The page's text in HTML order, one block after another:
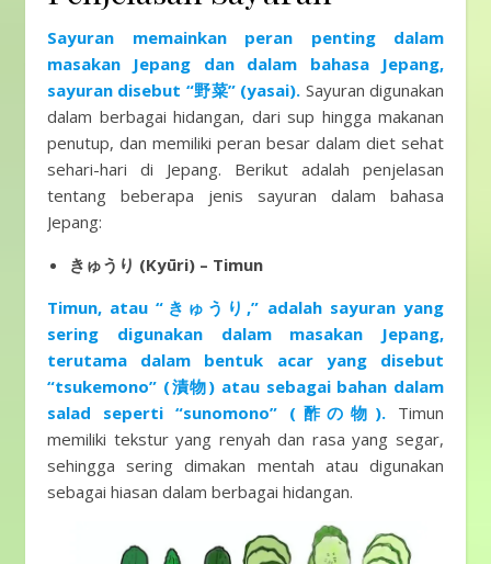
Sayuran memainkan peran penting dalam
masakan Jepang dan dalam bahasa Jepang,
sayuran disebut “野菜” (yasai). Sayuran digunakan
dalam berbagai hidangan, dari sup hingga makanan
penutup, dan memiliki peran besar dalam diet sehat
sehari-hari di Jepang. Berikut adalah penjelasan
tentang beberapa jenis sayuran dalam bahasa
Jepang:
きゅうり (Kyūri) – Timun
Timun, atau “きゅうり,” adalah sayuran yang
sering digunakan dalam masakan Jepang,
terutama dalam bentuk acar yang disebut
“tsukemono” (漬物) atau sebagai bahan dalam
salad seperti “sunomono” (酢の物). Timun
memiliki tekstur yang renyah dan rasa yang segar,
sehingga sering dimakan mentah atau digunakan
sebagai hiasan dalam berbagai hidangan.